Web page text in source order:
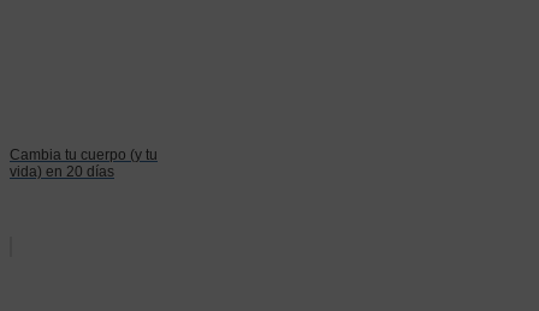
Cambia tu cuerpo (y tu
vida) en 20 días